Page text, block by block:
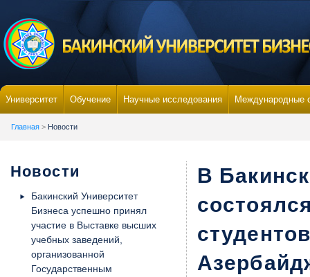
Университет Обучение Научные исследования Международные
Главная > Новости
Новости
Бакинский Университет
Бизнеса успешно принял
участие в Выставке высших
учебных заведений,
организованной
Государственным
В